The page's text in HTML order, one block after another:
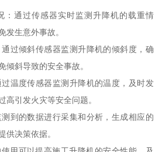
：通过传感器实时监测升降机的载重情
发生意外事故。
过倾斜传感器监测升降机的倾斜度，确
倾斜导致的安全事故。
温度传感器监测升降机的温度，及时发
高引发火灾等安全问题。
到的数据进行采集和分析，生成相应的
供决策依据。